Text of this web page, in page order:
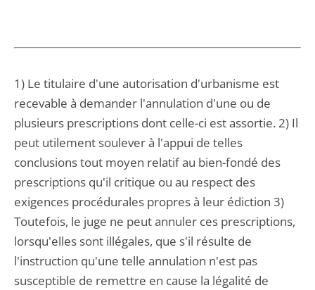
1) Le titulaire d'une autorisation d'urbanisme est
recevable à demander l'annulation d'une ou de
plusieurs prescriptions dont celle-ci est assortie. 2) Il
peut utilement soulever à l'appui de telles
conclusions tout moyen relatif au bien-fondé des
prescriptions qu'il critique ou au respect des
exigences procédurales propres à leur édiction 3)
Toutefois, le juge ne peut annuler ces prescriptions,
lorsqu'elles sont illégales, que s'il résulte de
l'instruction qu'une telle annulation n'est pas
susceptible de remettre en cause la légalité de